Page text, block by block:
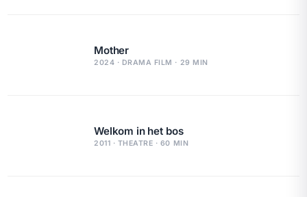
Mother
2024 · DRAMA FILM · 29 MIN
Welkom in het bos
2011 · THEATRE · 60 MIN